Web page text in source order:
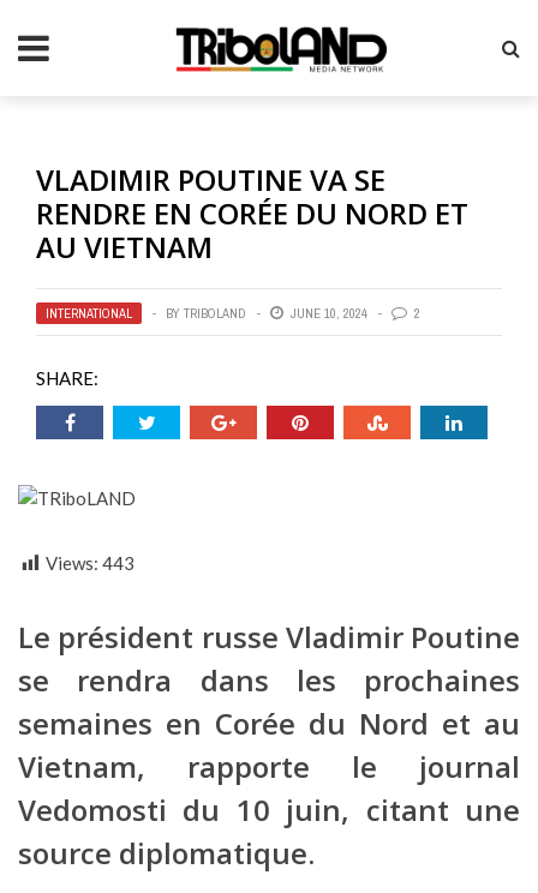
VLADIMIR POUTINE VA SE
RENDRE EN CORÉE DU NORD ET
AU VIETNAM
INTERNATIONAL BY TRIBOLAND JUNE 10, 2024 2
SHARE:
Views: 443
Le président russe Vladimir Poutine
se rendra dans les prochaines
semaines en Corée du Nord et au
Vietnam, rapporte le journal
Vedomosti du 10 juin, citant une
source diplomatique.